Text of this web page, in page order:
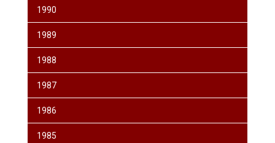
1990
1989
1988
1987
1986
1985